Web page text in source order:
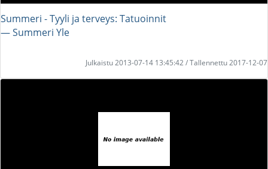
Summeri - Tyyli ja terveys: Tatuoinnit
― Summeri Yle
Julkaistu 2013-07-14 13:45:42 / Tallennettu 2017-12-07